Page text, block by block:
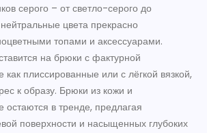
серого – от светло-серого до
цвета прекрасно
топами и аксессуарами.
на брюки с фактурной
как плиссированные или с лёгкой вязкой,
к образу. Брюки из кожи и
остаются в тренде, предлагая
поверхности и насыщенных глубоких